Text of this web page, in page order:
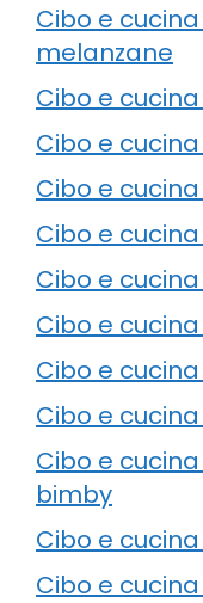
Cibo e
melanzane
Cibo e
Cibo e
Cibo e
Cibo e
Cibo e
Cibo e
Cibo e
Cibo e
Cibo e
bimby
Cibo e
Cibo e